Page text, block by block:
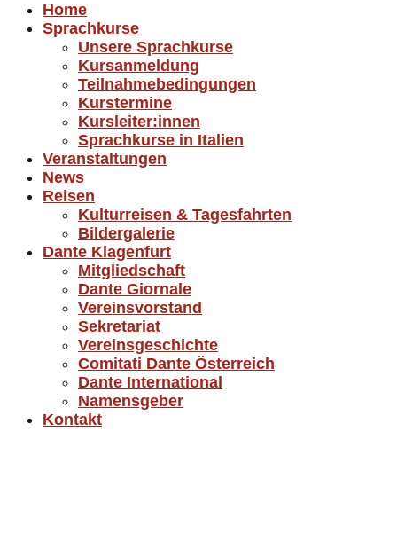
Home
Sprachkurse
Unsere Sprachkurse
Kursanmeldung
Teilnahmebedingungen
Kurstermine
Kursleiter:innen
Sprachkurse in Italien
Veranstaltungen
News
Reisen
Kulturreisen & Tagesfahrten
Bildergalerie
Dante Klagenfurt
Mitgliedschaft
Dante Giornale
Vereinsvorstand
Sekretariat
Vereinsgeschichte
Comitati Dante Österreich
Dante International
Namensgeber
Kontakt